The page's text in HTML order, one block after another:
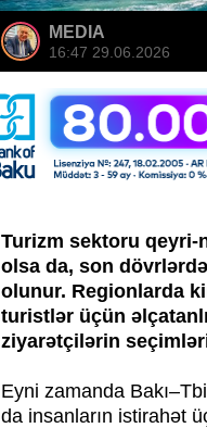
MEDIA
16:47 29.06.2026
Turizm sektoru
olsa da, son
olunur. Regionlarda
turistlər üçün
ziyarətçilərin
Eyni zamanda
da insanların istirahət